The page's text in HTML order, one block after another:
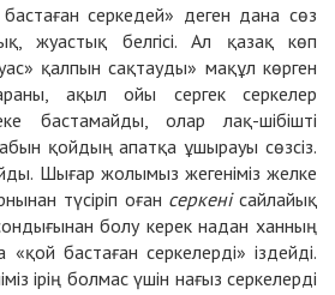
серкедей» деген дана сөз
жуастық белгісі. Ал қазақ көп
қалпын сақтауды» мақұл көрген
ақыл ойы сергек серкелер
бастамайды, олар лақ-шібішті
қойдың апатқа ұшырауы сөзсіз.
Шығар жолымыз жегеніміз желке
түсіріп оған серкенісайлайық
болу керек надан ханның
бастаған серкелерді» іздейді.
ірің болмас үшін нағыз серкелерді